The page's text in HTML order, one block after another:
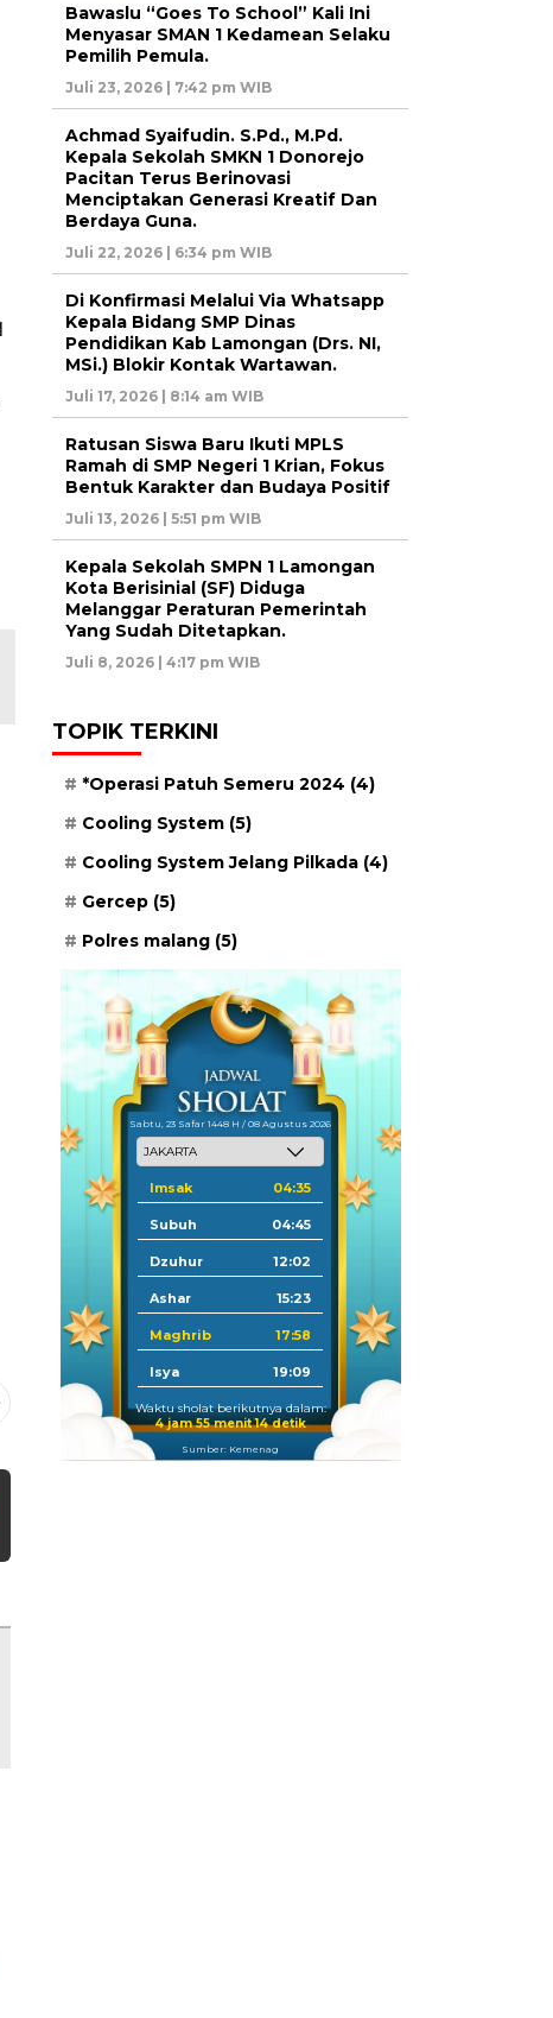
Bawaslu “Goes To School” Kali Ini
Menyasar SMAN 1 Kedamean Selaku
Pemilih Pemula.
Juli 23, 2026 | 7:42 pm WIB
Achmad Syaifudin. S.Pd., M.Pd.
Kepala Sekolah SMKN 1 Donorejo
Pacitan Terus Berinovasi
Menciptakan Generasi Kreatif Dan
Berdaya Guna.
Juli 22, 2026 | 6:34 pm WIB
Di Konfirmasi Melalui Via Whatsapp
Kepala Bidang SMP Dinas
Pendidikan Kab Lamongan (Drs. NI,
MSi.) Blokir Kontak Wartawan.
Juli 17, 2026 | 8:14 am WIB
Ratusan Siswa Baru Ikuti MPLS
Ramah di SMP Negeri 1 Krian, Fokus
Bentuk Karakter dan Budaya Positif
Juli 13, 2026 | 5:51 pm WIB
Kepala Sekolah SMPN 1 Lamongan
Kota Berisinial (SF) Diduga
Melanggar Peraturan Pemerintah
Yang Sudah Ditetapkan.
Juli 8, 2026 | 4:17 pm WIB
TOPIK TERKINI
*Operasi Patuh Semeru 2024 (4)
Cooling System (5)
Cooling System Jelang Pilkada (4)
Gercep (5)
Polres malang (5)
Sabtu, 23 Safar 1448 H / 08 Agustus 2026
Imsak 04:35
Subuh 04:45
Dzuhur 12:02
Ashar 15:23
Maghrib 17:58
Isya 19:09
Waktu sholat berikutnya dalam:
4 jam 55 menit 13 detik
Sumber: Kemenag